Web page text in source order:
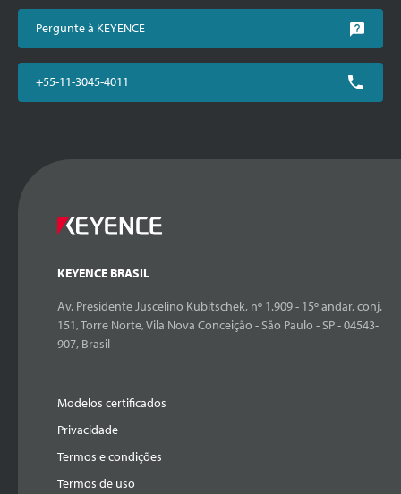
Pergunte à KEYENCE
+55-11-3045-4011
KEYENCE BRASIL
Av. Presidente Juscelino Kubitschek, nº 1.909 - 15º andar, conj.
151, Torre Norte, Vila Nova Conceição - São Paulo - SP - 04543-
907, Brasil
Modelos certificados
Privacidade
Termos e condições
Termos de uso